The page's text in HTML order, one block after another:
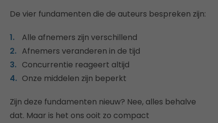
De vier fundamenten die de auteurs bespreken zijn:
Alle afnemers zijn verschillend
Afnemers veranderen in de tijd
Concurrentie reageert altijd
Onze middelen zijn beperkt
Zijn deze fundamenten nieuw? Nee, alles behalve
dat. Maar is het ons ooit zo compact